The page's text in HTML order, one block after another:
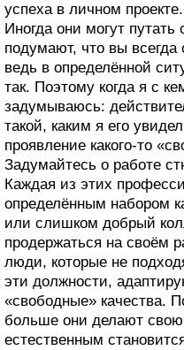
успеха в личном проекте.
Иногда они могут
подумают, что вы
ведь в определённой
так. Поэтому когда я с
задумываюсь:
такой, каким я его
проявление какого‑то
Задумайтесь о работе
Каждая из этих
определённым набором
или слишком добрый
продержаться на своём
люди, которые не
эти должности,
«свободные» качества.
больше они делают
естественным